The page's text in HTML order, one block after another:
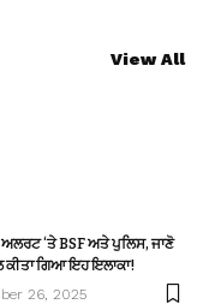
View All
ਅਲਰਟ ‘ਤੇ BSF ਅਤੇ ਪੁਲਿਸ, ਜਾਣੋ
ਕੀਤਾ ਗਿਆ ਇਹ ਇਲਾਕਾ!
26, 2025